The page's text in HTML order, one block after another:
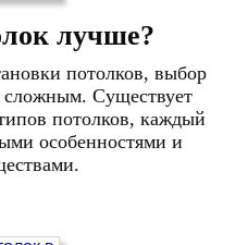
лучше?
потолков, выбор
Существует
потолков, каждый
особенностями и